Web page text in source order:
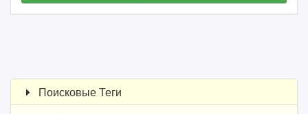
Поисковые Теги